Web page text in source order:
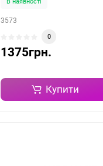
В наявності
3573
0
1375грн.
Купити